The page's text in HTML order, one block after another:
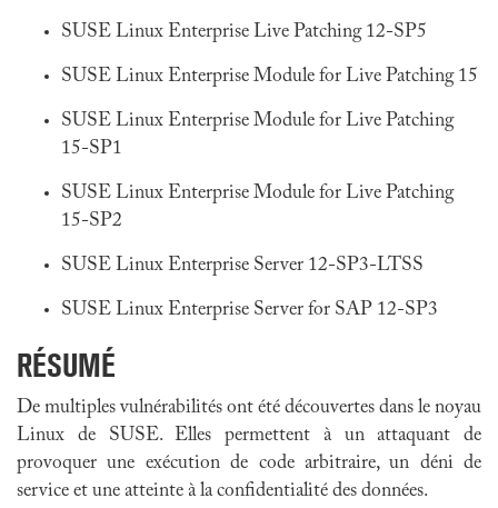
SUSE Linux Enterprise Live Patching 12-SP5
SUSE Linux Enterprise Module for Live Patching 15
SUSE Linux Enterprise Module for Live Patching
15-SP1
SUSE Linux Enterprise Module for Live Patching
15-SP2
SUSE Linux Enterprise Server 12-SP3-LTSS
SUSE Linux Enterprise Server for SAP 12-SP3
RÉSUMÉ
De multiples vulnérabilités ont été découvertes dans le noyau
Linux de SUSE. Elles permettent à un attaquant de
provoquer une exécution de code arbitraire, un déni de
service et une atteinte à la confidentialité des données.